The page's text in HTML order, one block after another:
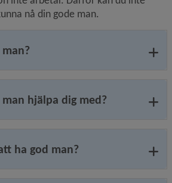
nå din gode man.
hjälpa dig med?
ha god man?